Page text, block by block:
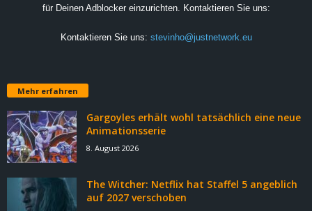
für Deinen Adblocker einzurichten. Kontaktieren Sie uns:
Kontaktieren Sie uns: stevinho@justnetwork.eu
Mehr erfahren
Gargoyles erhält wohl tatsächlich eine neue
Animationsserie
8. August 2026
The Witcher: Netflix hat Staffel 5 angeblich
auf 2027 verschoben